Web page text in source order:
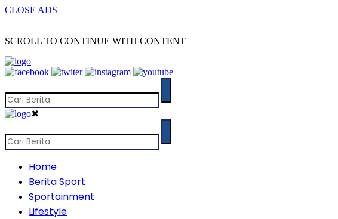
CLOSE ADS
SCROLL TO CONTINUE WITH CONTENT
✖
Home
Berita Sport
Sportainment
Lifestyle